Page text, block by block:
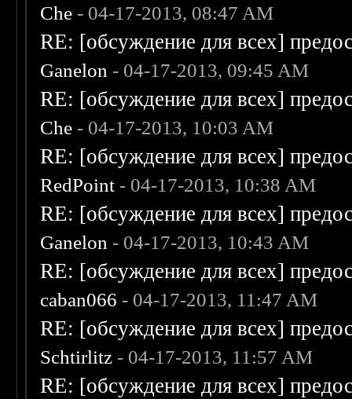
Che - 04-17-2013, 08:47 AM
RE: [обсуждение для всех]
Ganelon - 04-17-2013, 09:45 AM
RE: [обсуждение для всех]
Che - 04-17-2013, 10:03 AM
RE: [обсуждение для всех]
RedPoint - 04-17-2013, 10:38 AM
RE: [обсуждение для всех]
Ganelon - 04-17-2013, 10:43 AM
RE: [обсуждение для всех]
caban066 - 04-17-2013, 11:47 AM
RE: [обсуждение для всех]
Schtirlitz - 04-17-2013, 11:57 AM
RE: [обсуждение для всех]